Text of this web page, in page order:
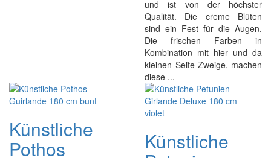
und ist von der höchster
Qualität. Die creme Blüten
sind ein Fest für die Augen.
Die frischen Farben in
Kombination mit hier und da
kleinen Seite-Zweige, machen
diese ...
Künstliche
Pothos Künstliche